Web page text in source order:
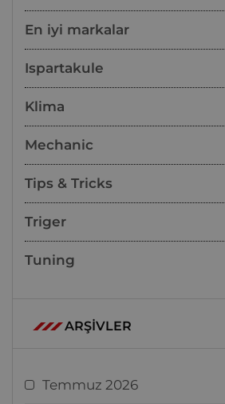
En iyi markalar
Ispartakule
Klima
Mechanic
Tips & Tricks
Triger
Tuning
ARŞIVLER
Temmuz 2026